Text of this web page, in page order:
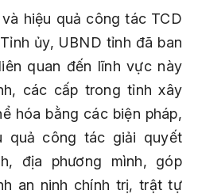
hiệu quả công tác TCD
ủy, UBND tỉnh đã ban
quan đến lĩnh vực này
các cấp trong tỉnh xây
hóa bằng các biện pháp,
quả công tác giải quyết
địa phương mình, góp
an ninh chính trị, trật tự